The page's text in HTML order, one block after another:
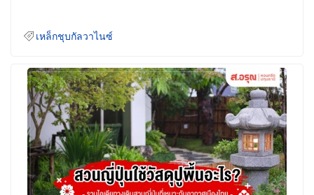
เหล็กชุบกัลวาไนซ์